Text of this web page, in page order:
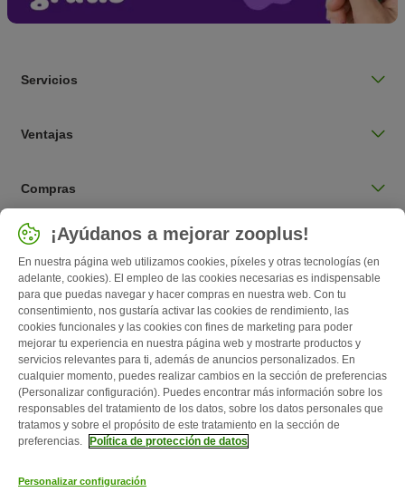
Servicios
Ventajas
Compras
Seleccionar país
España / ES
Follow zooplus
Quiénes somos Empleo
¡Ayúdanos a mejorar zooplus!
En nuestra página web utilizamos cookies, píxeles y otras tecnologías (en
adelante, cookies). El empleo de las cookies necesarias es indispensable
para que puedas navegar y hacer compras en nuestra web. Con tu
consentimiento, nos gustaría activar las cookies de rendimiento, las
cookies funcionales y las cookies con fines de marketing para poder
mejorar tu experiencia en nuestra página web y mostrarte productos y
servicios relevantes para ti, además de anuncios personalizados. En
cualquier momento, puedes realizar cambios en la sección de preferencias
(Personalizar configuración). Puedes encontrar más información sobre los
responsables del tratamiento de los datos, sobre los datos personales que
tratamos y sobre el propósito de este tratamiento en la sección de
preferencias.
Política de protección de datos
Personalizar configuración